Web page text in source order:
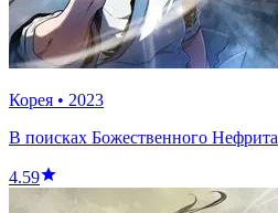
Корея • 2023
В поисках Божественного Нефрита
4.59